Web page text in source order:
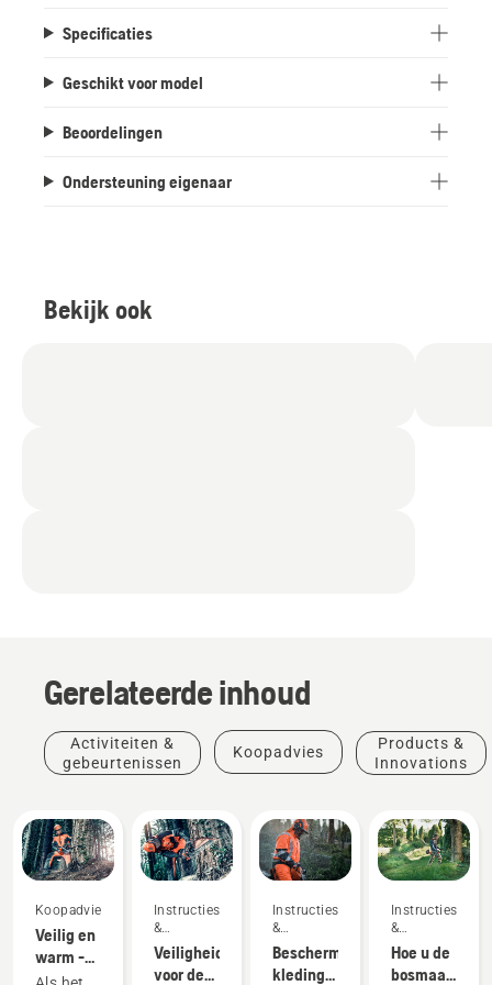
Specificaties
Geschikt voor model
Beoordelingen
Ondersteuning eigenaar
Bekijk ook
Gerelateerde inhoud
Activiteiten &
gebeurtenissen
Koopadvies
Products &
Innovations
Koopadvies
Veilig en
warm -
de
Instructies's
&
handleidingen
Veiligheidsvoorschriften
voor de
Products
&
Innovations
Beschermende
Instructies's
&
handleidingen
Beschermende
kleding
Instructies's
&
handleidingen
Hoe u de
bosmaaier